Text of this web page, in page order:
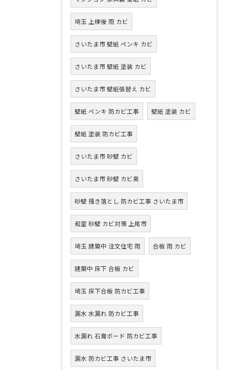
埼玉 上棟後 雨 カビ
さいたま市 壁紙 ペンキ カビ
さいたま市 壁紙 塗装 カビ
さいたま市 壁紙張替え カビ
壁紙 ペンキ 防カビ工事 壁紙 塗装 カビ
壁紙 塗装 防カビ工事
さいたま市 砂壁 カビ
さいたま市 砂壁 カビ臭
砂壁 掻き落とし 防カビ工事 さいたま市
和室 砂壁 カビ対策 上尾市
埼玉 建築中 注文住宅 雨 合板 雨 カビ
建築中 床下 合板 カビ
埼玉 床下合板 防カビ工事
漏水 水漏れ 防カビ工事
水漏れ 石膏ボード 防カビ工事
漏水 防カビ工事 さいたま市